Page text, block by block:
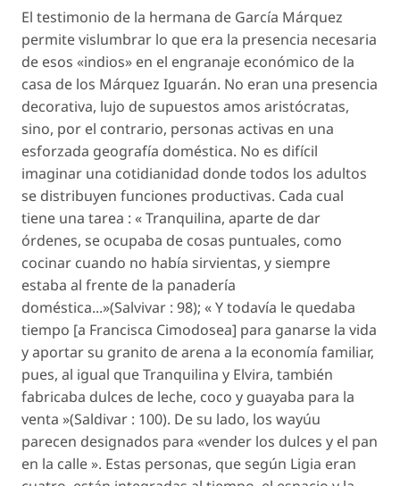
El testimonio de la hermana de García Márquez
permite vislumbrar lo que era la presencia necesaria
de esos «indios» en el engranaje económico de la
casa de los Márquez Iguarán. No eran una presencia
decorativa, lujo de supuestos amos aristócratas,
sino, por el contrario, personas activas en una
esforzada geografía doméstica. No es difícil
imaginar una cotidianidad donde todos los adultos
se distribuyen funciones productivas. Cada cual
tiene una tarea : « Tranquilina, aparte de dar
órdenes, se ocupaba de cosas puntuales, como
cocinar cuando no había sirvientas, y siempre
estaba al frente de la panadería
doméstica...»(Salvivar : 98); « Y todavía le quedaba
tiempo [a Francisca Cimodosea] para ganarse la vida
y aportar su granito de arena a la economía familiar,
pues, al igual que Tranquilina y Elvira, también
fabricaba dulces de leche, coco y guayaba para la
venta »(Saldivar : 100). De su lado, los wayúu
parecen designados para «vender los dulces y el pan
en la calle ». Estas personas, que según Ligia eran